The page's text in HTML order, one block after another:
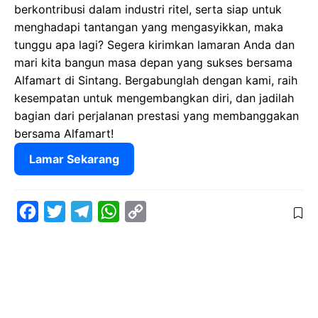
berkontribusi dalam industri ritel, serta siap untuk
menghadapi tantangan yang mengasyikkan, maka
tunggu apa lagi? Segera kirimkan lamaran Anda dan
mari kita bangun masa depan yang sukses bersama
Alfamart di Sintang. Bergabunglah dengan kami, raih
kesempatan untuk mengembangkan diri, dan jadilah
bagian dari perjalanan prestasi yang membanggakan
bersama Alfamart!
Lamar Sekarang
W